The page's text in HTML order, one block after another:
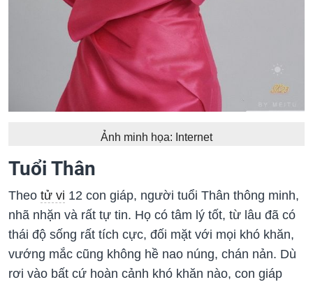
Ảnh minh họa: Internet
Tuổi Thân
Theo tử vi 12 con giáp, người tuổi Thân thông minh,
nhã nhặn và rất tự tin. Họ có tâm lý tốt, từ lâu đã có
thái độ sống rất tích cực, đối mặt với mọi khó khăn,
vướng mắc cũng không hề nao núng, chán nản. Dù
rơi vào bất cứ hoàn cảnh khó khăn nào, con giáp